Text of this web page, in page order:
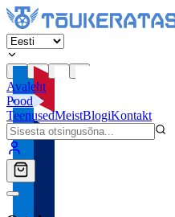
Avaleht
Pood
TeenusedMeistBlogiKontakt